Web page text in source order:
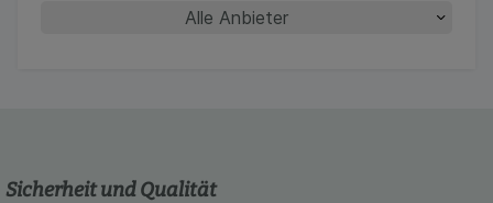
Sicherheit und Qualität